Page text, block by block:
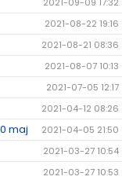
2021-08-22 19:16
2021-08-21 08:36
2021-08-07 10:13
2021-07-05 12:17
2021-04-12 08:26
maj 2021-04-05 21:50
2021-03-27 10:54
2021-03-27 10:53